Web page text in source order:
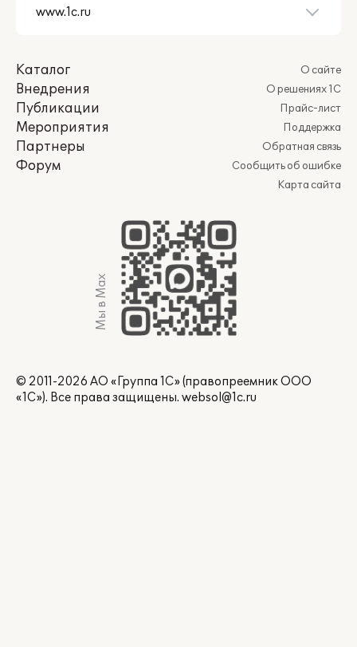
Каталог
Внедрения
Публикации
Мероприятия
Партнеры
Форум
О сайте
О решениях 1С
Прайс-лист
Поддержка
Обратная связь
Сообщить об ошибке
Карта сайта
Мы в Max
© 2011-2026 АО «Группа 1С» (правопреемник ООО
«1С»). Все права защищены. websol@1c.ru